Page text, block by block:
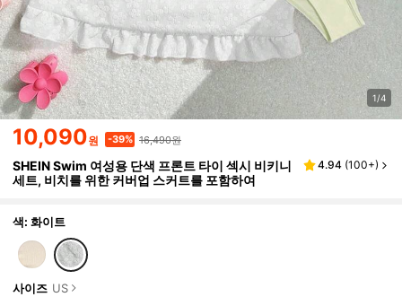
1/4
10,090원 -39% 16,490원
SHEIN Swim 여성용 단색 프론트 타이 섹시 비키니
세트, 비치를 위한 커버업 스커트를 포함하여
4.94 (100+)
색: 화이트
사이즈 US